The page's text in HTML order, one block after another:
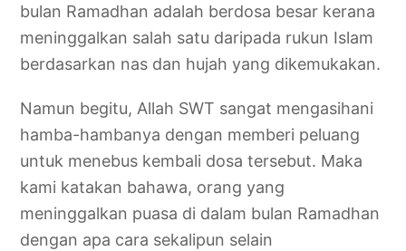
bulan Ramadhan adalah berdosa besar kerana
meninggalkan salah satu daripada rukun Islam
berdasarkan nas dan hujah yang dikemukakan.
Namun begitu, Allah SWT sangat mengasihani
hamba-hambanya dengan memberi peluang
untuk menebus kembali dosa tersebut. Maka
kami katakan bahawa, orang yang
meninggalkan puasa di dalam bulan Ramadhan
dengan apa cara sekalipun selain